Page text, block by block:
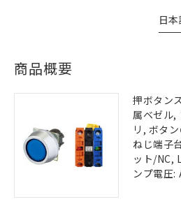
日本
商品概要
押ボタン
属ベゼル,
リ, ボタ
ねじ端子
ット/NC,
ンプ電圧: